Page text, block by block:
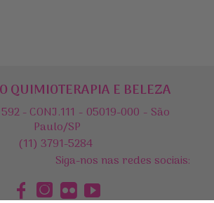
QUIMIOTERAPIA E BELEZA
- CONJ.111 - 05019-000 - São
Paulo/SP
(11) 3791-5284
Siga-nos nas redes sociais: